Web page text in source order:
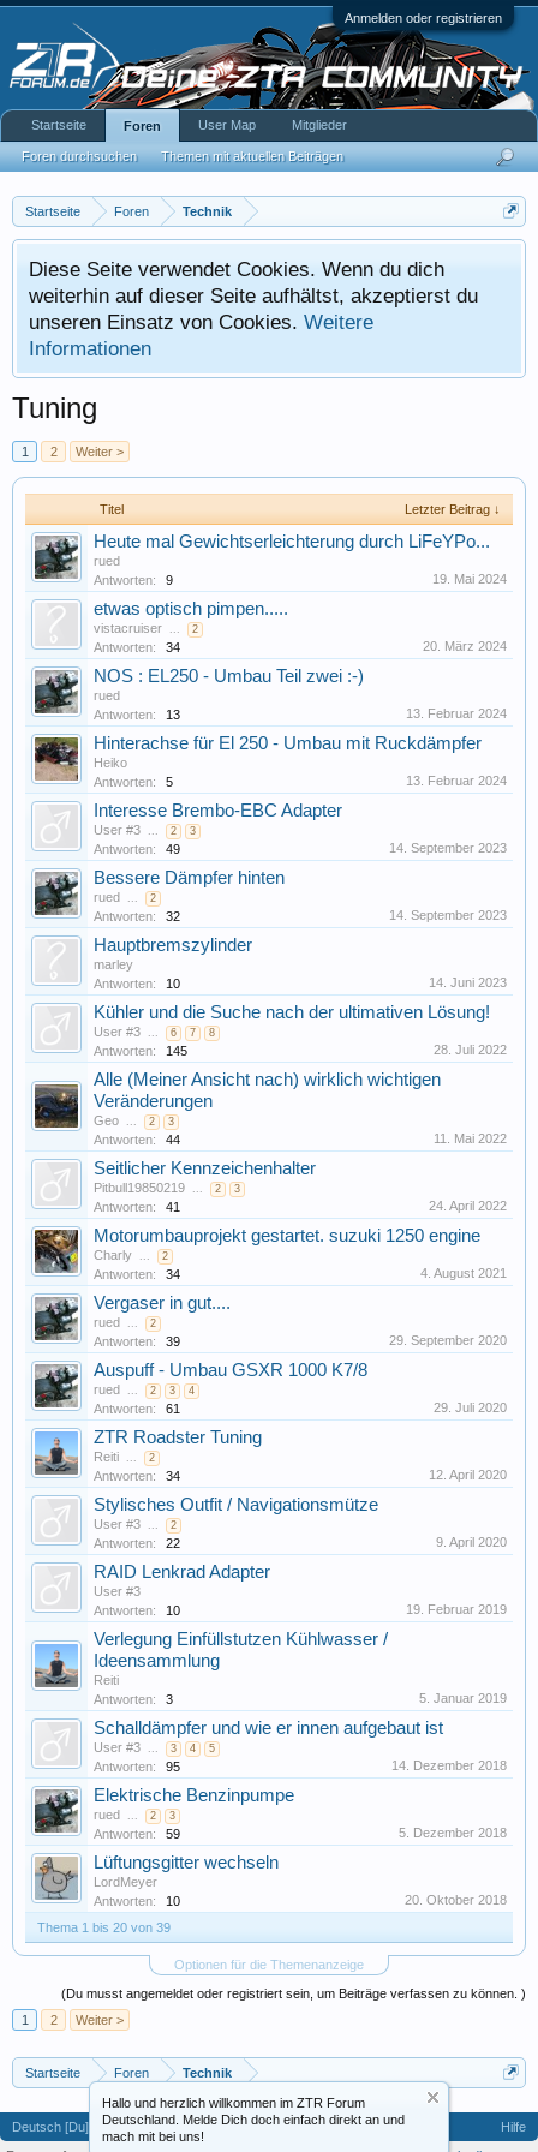
Anmelden oder registrieren
Startseite Foren Technik
Diese Seite verwendet Cookies. Wenn du dich
weiterhin auf dieser Seite aufhältst, akzeptierst du
unseren Einsatz von Cookies. Weitere
Informationen
Hallo und herzlich willkommen im ZTR Forum
Deutschland. Melde Dich doch einfach direkt an und
mach mit bei uns!
Tuning
1 2 Weiter >
Titel Letzter Beitrag ↓
Heute mal Gewichtserleichterung durch LiFeYPo...
rued
Antworten:
9 19. Mai 2024
etwas optisch pimpen.....
vistacruiser ... 2
Antworten: 34 20. März 2024
NOS : EL250 - Umbau Teil zwei :-)
rued
Antworten:
13 13. Februar 2024
Hinterachse für El 250 - Umbau mit Ruckdämpfer
Heiko
Antworten:
5 13. Februar 2024
Interesse Brembo-EBC Adapter
User #3 ... 2 3
Antworten: 49 14. September 2023
Bessere Dämpfer hinten
rued ... 2
Antworten: 32 14. September 2023
Hauptbremszylinder
marley
Antworten:
10 14. Juni 2023
Kühler und die Suche nach der ultimativen Lösung!
User #3 ... 6 7 8
Antworten: 145 28. Juli 2022
Alle (Meiner Ansicht nach) wirklich wichtigen
Veränderungen
Geo ... 2 3
Antworten: 44 11. Mai 2022
Seitlicher Kennzeichenhalter
Pitbull19850219 ... 2 3
Antworten: 41 24. April 2022
Motorumbauprojekt gestartet. suzuki 1250 engine
Charly ... 2
Antworten: 34 4. August 2021
Vergaser in gut....
rued ... 2
Antworten: 39 29. September 2020
Auspuff - Umbau GSXR 1000 K7/8
rued ... 2 3 4
Antworten: 61 29. Juli 2020
ZTR Roadster Tuning
Reiti ... 2
Antworten: 34 12. April 2020
Stylisches Outfit / Navigationsmütze
User #3 ... 2
Antworten: 22 9. April 2020
RAID Lenkrad Adapter
User #3
Antworten:
10 19. Februar 2019
Verlegung Einfüllstutzen Kühlwasser /
Ideensammlung
Reiti
Antworten:
3 5. Januar 2019
Schalldämpfer und wie er innen aufgebaut ist
User #3 ... 3 4 5
Antworten: 95 14. Dezember 2018
Elektrische Benzinpumpe
rued ... 2 3
Antworten: 59 5. Dezember 2018
Lüftungsgitter wechseln
LordMeyer
Antworten:
10
20. Oktober 2018
Thema 1 bis 20 von 39
Optionen für die Themenanzeige
(Du musst angemeldet oder registriert sein, um Beiträge verfassen zu können. )
1
2 Weiter >
Startseite Foren Technik
Startseite Foren
Foren durchsuchen Themen mit aktuellen Beiträgen
User Map Mitglieder
Deutsch [Du]
Hilfe